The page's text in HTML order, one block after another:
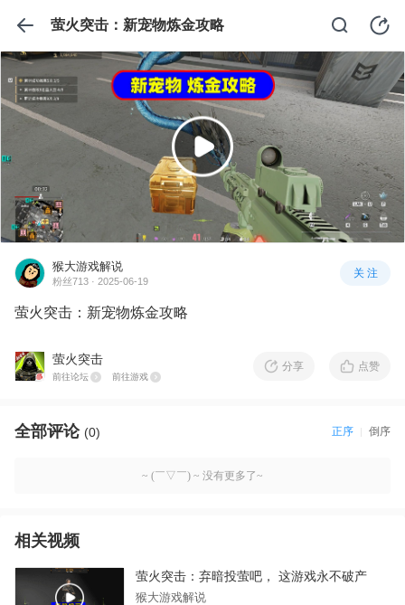
萤火突击：新宠物炼金攻略
猴大游戏解说
粉丝713 · 2025-06-19
关 注
萤火突击：新宠物炼金攻略
萤火突击
前往论坛 前往游戏
分享 点赞
全部评论 (0) 正序 倒序
~ (￣▽￣) ~ 没有更多了~
相关视频
萤火突击：弃暗投萤吧， 这游戏永不破产
猴大游戏解说